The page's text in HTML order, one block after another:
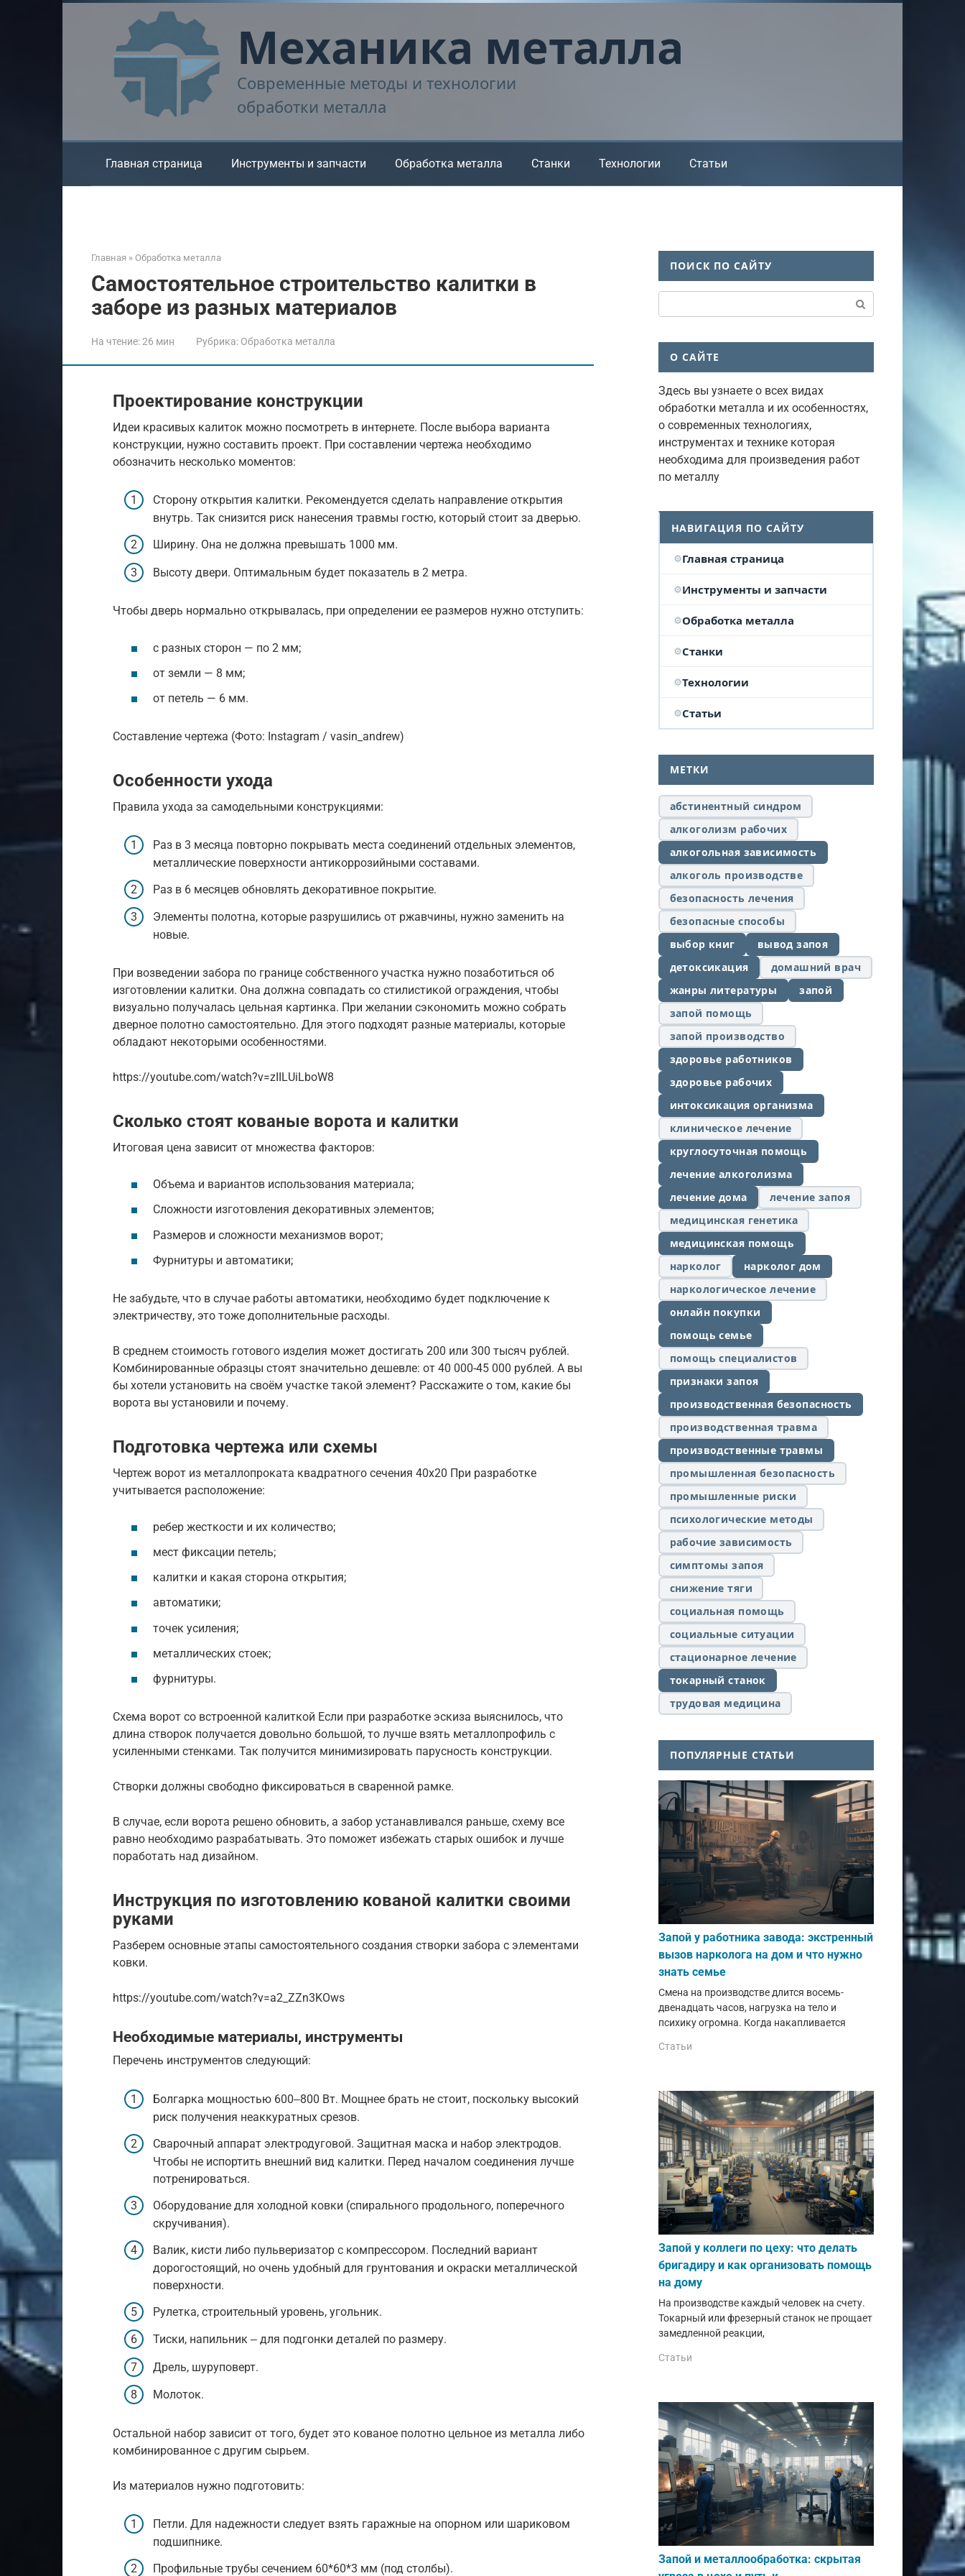
Механика металла
Современные методы и технологии
обработки металла
Главная страница Инструменты и запчасти Обработка металла Станки Технологии Статьи
Главная » Обработка металла
Самостоятельное строительство калитки в
заборе из разных материалов
На чтение:26 мин Рубрика: Обработка металла
Проектирование конструкции
Идеи красивых калиток можно посмотреть в интернете. После выбора варианта
конструкции, нужно составить проект. При составлении чертежа необходимо
обозначить несколько моментов:
Сторону открытия калитки. Рекомендуется сделать направление открытия
внутрь. Так снизится риск нанесения травмы гостю, который стоит за дверью.
Ширину. Она не должна превышать 1000 мм.
Высоту двери. Оптимальным будет показатель в 2 метра.
Чтобы дверь нормально открывалась, при определении ее размеров нужно отступить:
с разных сторон — по 2 мм;
от земли — 8 мм;
от петель — 6 мм.
Составление чертежа (Фото: Instagram / vasin_andrew)
Особенности ухода
Правила ухода за самодельными конструкциями:
Раз в 3 месяца повторно покрывать места соединений отдельных элементов,
металлические поверхности антикоррозийными составами.
Раз в 6 месяцев обновлять декоративное покрытие.
Элементы полотна, которые разрушились от ржавчины, нужно заменить на
новые.
При возведении забора по границе собственного участка нужно позаботиться об
изготовлении калитки. Она должна совпадать со стилистикой ограждения, чтобы
визуально получалась цельная картинка. При желании сэкономить можно собрать
дверное полотно самостоятельно. Для этого подходят разные материалы, которые
обладают некоторыми особенностями.
https://youtube.com/watch?v=zIILUiLboW8
Сколько стоят кованые ворота и калитки
Итоговая цена зависит от множества факторов:
Объема и вариантов использования материала;
Сложности изготовления декоративных элементов;
Размеров и сложности механизмов ворот;
Фурнитуры и автоматики;
Не забудьте, что в случае работы автоматики, необходимо будет подключение к
электричеству, это тоже дополнительные расходы.
В среднем стоимость готового изделия может достигать 200 или 300 тысяч рублей.
Комбинированные образцы стоят значительно дешевле: от 40 000-45 000 рублей. А вы
бы хотели установить на своём участке такой элемент? Расскажите о том, какие бы
ворота вы установили и почему.
Подготовка чертежа или схемы
Чертеж ворот из металлопроката квадратного сечения 40х20 При разработке
учитывается расположение:
ребер жесткости и их количество;
мест фиксации петель;
калитки и какая сторона открытия;
автоматики;
точек усиления;
металлических стоек;
фурнитуры.
Схема ворот со встроенной калиткой Если при разработке эскиза выяснилось, что
длина створок получается довольно большой, то лучше взять металлопрофиль с
усиленными стенками. Так получится минимизировать парусность конструкции.
Створки должны свободно фиксироваться в сваренной рамке.
В случае, если ворота решено обновить, а забор устанавливался раньше, схему все
равно необходимо разрабатывать. Это поможет избежать старых ошибок и лучше
поработать над дизайном.
Инструкция по изготовлению кованой калитки своими
руками
Разберем основные этапы самостоятельного создания створки забора с элементами
ковки.
https://youtube.com/watch?v=a2_ZZn3KOws
Необходимые материалы, инструменты
Перечень инструментов следующий:
Болгарка мощностью 600‒800 Вт. Мощнее брать не стоит, поскольку высокий
риск получения неаккуратных срезов.
Сварочный аппарат электродуговой. Защитная маска и набор электродов.
Чтобы не испортить внешний вид калитки. Перед началом соединения лучше
потренироваться.
Оборудование для холодной ковки (спирального продольного, поперечного
скручивания).
Валик, кисти либо пульверизатор с компрессором. Последний вариант
дорогостоящий, но очень удобный для грунтования и окраски металлической
поверхности.
Рулетка, строительный уровень, угольник.
Тиски, напильник ‒ для подгонки деталей по размеру.
Дрель, шуруповерт.
Молоток.
Остальной набор зависит от того, будет это кованое полотно цельное из металла либо
комбинированное с другим сырьем.
Из материалов нужно подготовить:
Петли. Для надежности следует взять гаражные на опорном или шариковом
подшипнике.
Профильные трубы сечением 60*60*3 мм (под столбы).
ПОИСК ПО САЙТУ
О САЙТЕ
Здесь вы узнаете о всех видах
обработки металла и их особенностях,
о современных технологиях,
инструментах и технике которая
необходима для произведения работ
по металлу
НАВИГАЦИЯ ПО САЙТУ
Главная страница
Инструменты и запчасти
Обработка металла
Станки
Технологии
Статьи
МЕТКИ
абстинентный синдром
алкоголизм рабочих
алкогольная зависимость
алкоголь производстве
безопасность лечения
безопасные способы
выбор книг
вывод запоя
детоксикация
домашний врач
жанры литературы
запой
запой помощь
запой производство
здоровье работников
здоровье рабочих
интоксикация организма
клиническое лечение
круглосуточная помощь
лечение алкоголизма
лечение дома
лечение запоя
медицинская генетика
медицинская помощь
нарколог
нарколог дом
наркологическое лечение
онлайн покупки
помощь семье
помощь специалистов
признаки запоя
производственная безопасность
производственная травма
производственные травмы
промышленная безопасность
промышленные риски
психологические методы
рабочие зависимость
симптомы запоя
снижение тяги
социальная помощь
социальные ситуации
стационарное лечение
токарный станок
трудовая медицина
ПОПУЛЯРНЫЕ СТАТЬИ
Запой у работника завода: экстренный
вызов нарколога на дом и что нужно
знать семье
Смена на производстве длится восемь-
двенадцать часов, нагрузка на тело и
психику огромна. Когда накапливается
Статьи
Запой у коллеги по цеху: что делать
бригадиру и как организовать помощь
на дому
На производстве каждый человек на счету.
Токарный или фрезерный станок не прощает
замедленной реакции,
Статьи
Запой и металлообработка: скрытая